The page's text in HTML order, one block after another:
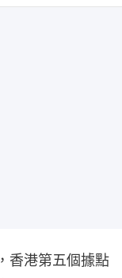
香港第五個據點